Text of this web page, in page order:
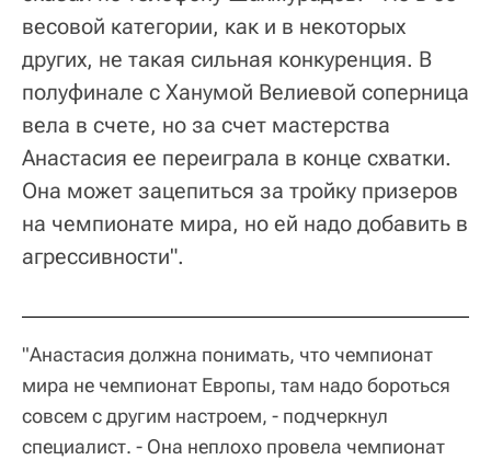
весовой категории, как и в некоторых
других, не такая сильная конкуренция. В
полуфинале с Ханумой Велиевой соперница
вела в счете, но за счет мастерства
Анастасия ее переиграла в конце схватки.
Она может зацепиться за тройку призеров
на чемпионате мира, но ей надо добавить в
агрессивности".
"Анастасия должна понимать, что чемпионат
мира не чемпионат Европы, там надо бороться
совсем с другим настроем, - подчеркнул
специалист. - Она неплохо провела чемпионат